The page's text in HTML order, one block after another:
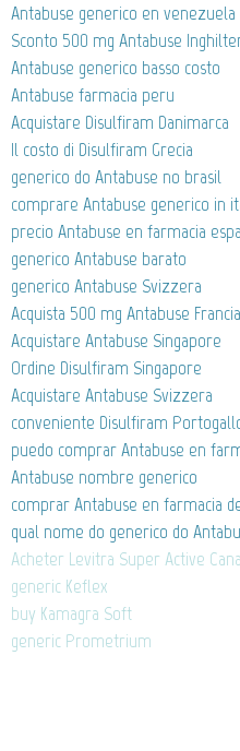
Antabuse generico en venezuela
Sconto 500 mg Antabuse
Antabuse generico basso costo
Antabuse farmacia peru
Acquistare Disulfiram Danimarca
Il costo di Disulfiram Grecia
generico do Antabuse no brasil
comprare Antabuse generico in
precio Antabuse en farmacia
generico Antabuse barato
generico Antabuse Svizzera
Acquista 500 mg Antabuse Francia
Acquistare Antabuse Singapore
Ordine Disulfiram Singapore
Acquistare Antabuse Svizzera
conveniente Disulfiram
puedo comprar Antabuse en
Antabuse nombre generico
comprar Antabuse en farmacia
qual nome do generico do
Acheter Levitra Super Active
generic Keflex
buy Kamagra Soft
generic Prometrium